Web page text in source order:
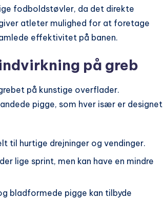
fodboldstøvler, da det direkte
atleter mulighed for at foretage
effektivitet på banen.
på greb
på kunstige overflader.
pigge, som hver især er designet
til hurtige drejninger og vendinger.
lige sprint, men kan have en mindre
bladformede pigge kan tilbyde